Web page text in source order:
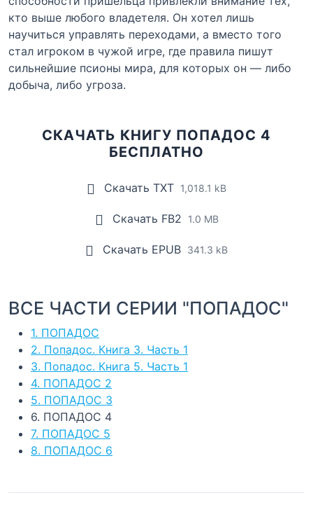
кто выше любого владетеля. Он хотел лишь
научиться управлять переходами, а вместо того
стал игроком в чужой игре, где правила пишут
сильнейшие псионы мира, для которых он — либо
добыча, либо угроза.
СКАЧАТЬ КНИГУ ПОПАДОС 4
БЕСПЛАТНО
Скачать TXT 1,018.1 kB
Скачать FB2 1.0 MB
Скачать EPUB 341.3 kB
ВСЕ ЧАСТИ СЕРИИ "ПОПАДОС"
1. ПОПАДОС
2. Попадос. Книга 3. Часть 1
3. Попадос. Книга 5. Часть 1
4. ПОПАДОС 2
5. ПОПАДОС 3
6. ПОПАДОС 4
7. ПОПАДОС 5
8. ПОПАДОС 6